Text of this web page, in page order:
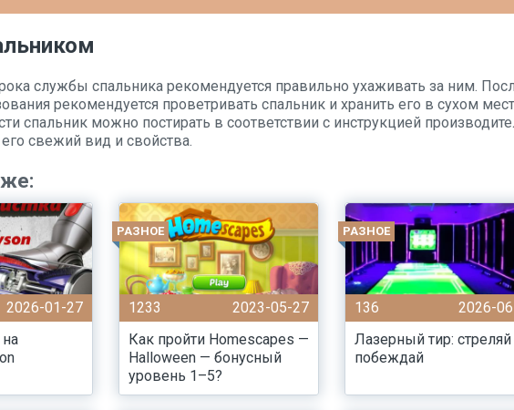
службы спальника рекомендуется правильно ухаживать за ним.
рекомендуется проветривать спальник и хранить его в сухом
спальник можно постирать в соответствии с инструкцией
свежий вид и свойства.
2026-01-27
РАЗНОЕ
1233
2023-05-27
Как пройти Homescapes —
Halloween — бонусный
уровень 1–5?
РАЗНОЕ
136
2026-
Лазерный тир: стреляй
побеждай